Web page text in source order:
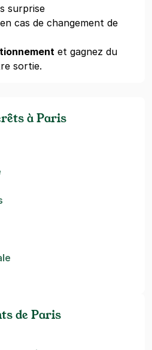
surprise
cas de changement de
et gagnez du
sortie.
à Paris
de Paris